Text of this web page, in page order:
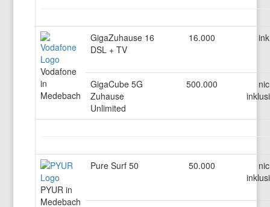
Vodafone
in
Medebach
GigaZuhause 16
DSL + TV
16.000
GigaCube 5G
Zuhause
Unlimited
500.000
PYUR in
Medebach
Pure Surf 50 50.000